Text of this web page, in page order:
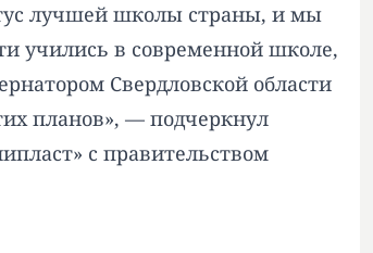
лучшей школы страны, и мы
учились в современной школе,
Свердловской области
планов», — подчеркнул
с правительством